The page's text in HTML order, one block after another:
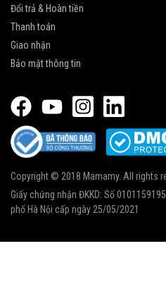
Đổi trả & Hoàn tiền
Thanh toán
Giao nhận
Bảo mật thông tin
Copyright © 2018 Mamamy. All rights
Giấy chứng nhận ĐKKD: Số
phố Hà Nội cấp ngày 25/05/2021